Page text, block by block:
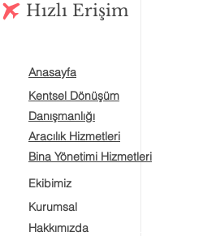
Hızlı Erişim
Anasayfa
Kentsel Dönüşüm
Danışmanlığı
Aracılık Hizmetleri
Bina Yönetimi Hizmetleri
Ekibimiz
Kurumsal
Hakkımızda